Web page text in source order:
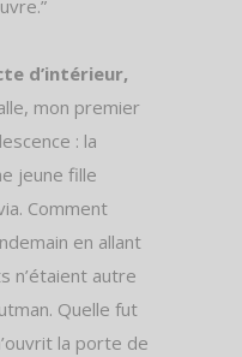
d’intérieur,
mon premier
: la
jeune fille
Comment
en allant
n’étaient autre
Quelle fut
la porte de